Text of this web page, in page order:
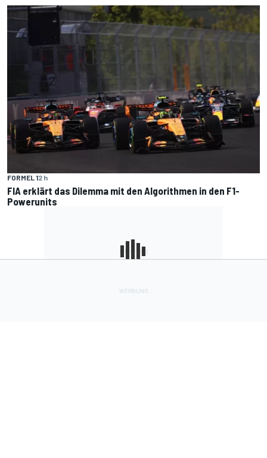
FORMEL 12 h
FIA erklärt das Dilemma mit den Algorithmen in den F1-
Powerunits